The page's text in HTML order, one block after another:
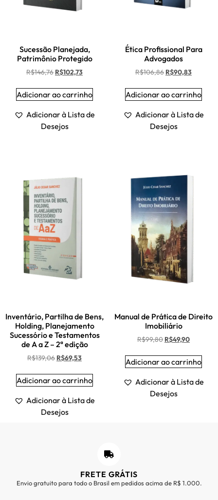
Sucessão Planejada,
Patrimônio Protegido
R$146,76 R$102,73
Adicionar ao carrinho
Adicionar à Lista de
Desejos
Ética Profissional Para
Advogados
R$106,86 R$90,83
Adicionar ao carrinho
Adicionar à Lista de
Desejos
Inventário, Partilha de Bens,
Holding, Planejamento
Sucessório e Testamentos
de A a Z – 2ª edição
R$139,06 R$69,53
Adicionar ao carrinho
Adicionar à Lista de
Desejos
Manual de Prática de Direito
Imobiliário
R$99,80 R$49,90
Adicionar ao carrinho
Adicionar à Lista de
Desejos
FRETE GRÁTIS
Envio gratuito para todo o Brasil em pedidos acima de R$ 1.000.